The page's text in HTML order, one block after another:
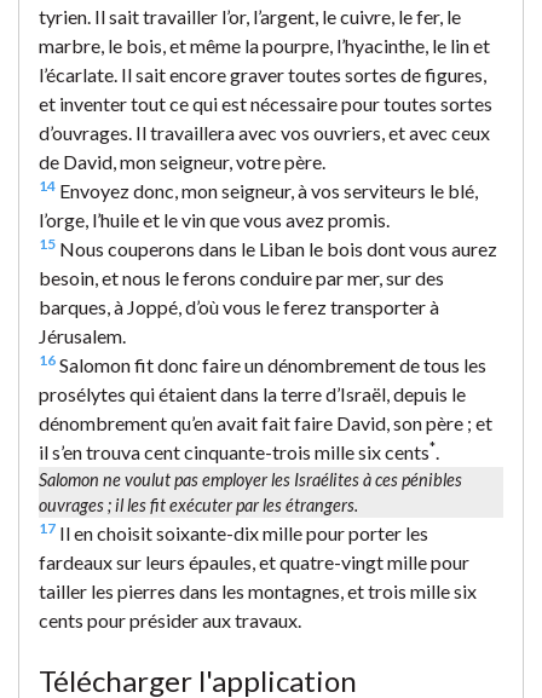
tyrien. Il sait travailler l’or, l’argent, le cuivre, le fer, le
marbre, le bois, et même la pourpre, l’hyacinthe, le lin et
l’écarlate. Il sait encore graver toutes sortes de figures,
et inventer tout ce qui est nécessaire pour toutes sortes
d’ouvrages. Il travaillera avec vos ouvriers, et avec ceux
de David, mon seigneur, votre père.
14 Envoyez donc, mon seigneur, à vos serviteurs le blé,
l’orge, l’huile et le vin que vous avez promis.
15 Nous couperons dans le Liban le bois dont vous aurez
besoin, et nous le ferons conduire par mer, sur des
barques, à Joppé, d’où vous le ferez transporter à
Jérusalem.
16 Salomon fit donc faire un dénombrement de tous les
prosélytes qui étaient dans la terre d’Israël, depuis le
dénombrement qu’en avait fait faire David, son père ; et
il s’en trouva cent cinquante-trois mille six cents*
Salomon ne voulut pas employer les Israélites à ces pénibles
ouvrages ; il les fit exécuter par les étrangers.
17 Il en choisit soixante-dix mille pour porter les
fardeaux sur leurs épaules, et quatre-vingt mille pour
tailler les pierres dans les montagnes, et trois mille six
cents pour présider aux travaux.
Télécharger l'application